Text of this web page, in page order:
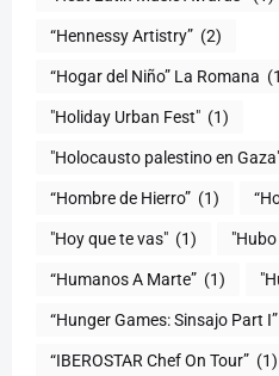
“Hennessy Artistry” (2)
“Hogar del Niño” La Romana
(1)
"Holocausto palestino en
“Hombre de Hierro” (1)
"Hoy que te vas" (1)
“Humanos A Marte” (1)
“IBEROSTAR Chef On Tour” (1)